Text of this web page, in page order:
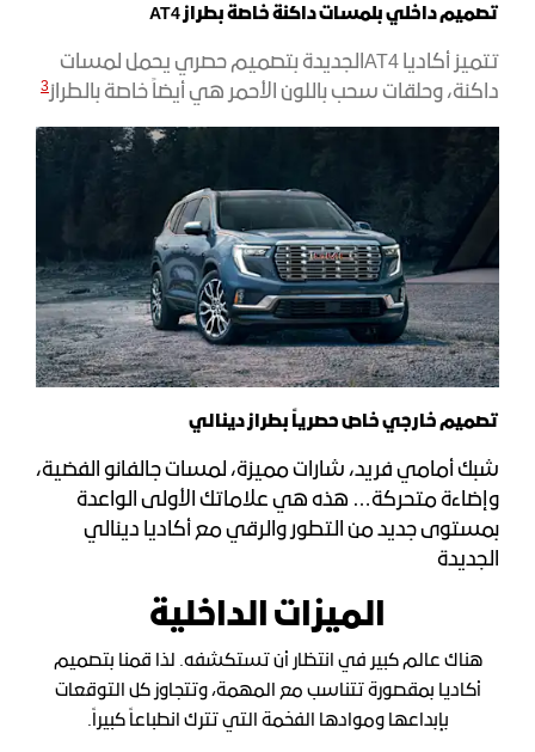
تصميم داخلي بلمسات داكنة خاصة بطراز AT4
تتميز أكاديا AT4الجديدة بتصميم حصري يحمل لمسات
داكنة، وحلقات سحب باللون الأحمر هي أيضاً خاصة بالطراز3
تصميم خارجي خاص حصرياً بطراز دينالي
شبك أمامي فريد، شارات مميزة، لمسات جالفانو الفضية،
وإضاءة متحركة… هذه هي علاماتك الأولى الواعدة
بمستوى جديد من التطور والرقي مع أكاديا دينالي
الجديدة
الميزات الداخلية
هناك عالم كبير في انتظار أن تستكشفه. لذا قمنا بتصميم
أكاديا بمقصورة تتناسب مع المهمة، وتتجاوز كل التوقعات
بإبداعها وموادها الفخمة التي تترك انطباعاً كبيراً.